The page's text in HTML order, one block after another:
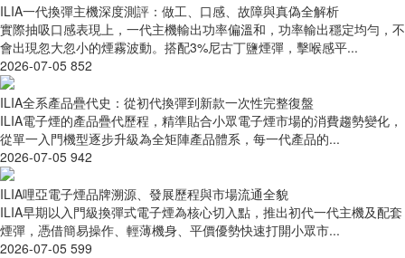
ILIA一代換彈主機深度測評：做工、口感、故障與真偽全解析
實際抽吸口感表現上，一代主機輸出功率偏溫和，功率輸出穩定均勻，不
會出現忽大忽小的煙霧波動。搭配3%尼古丁鹽煙彈，擊喉感平...
2026-07-05 852
ILIA全系產品疊代史：從初代換彈到新款一次性完整復盤
ILIA電子煙的產品疊代歷程，精準貼合小眾電子煙市場的消費趨勢變化，
從單一入門機型逐步升級為全矩陣產品體系，每一代產品的...
2026-07-05 942
ILIA哩亞電子煙品牌溯源、發展歷程與市場流通全貌
ILIA早期以入門級換彈式電子煙為核心切入點，推出初代一代主機及配套
煙彈，憑借簡易操作、輕薄機身、平價優勢快速打開小眾市...
2026-07-05 599